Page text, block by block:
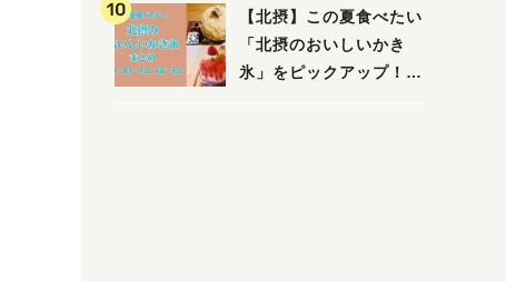
とりさまでも楽しめるお
店まで〜
【北摂】この夏食べたい
「北摂のおいしいかき
氷」をピックアップ！